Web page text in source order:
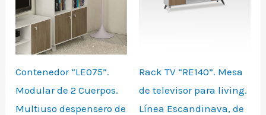
Contenedor “LE075”.
Modular de 2 Cuerpos.
Multiuso despensero de
Rack TV “RE140”. Mesa
de televisor para living.
Línea Escandinava, de